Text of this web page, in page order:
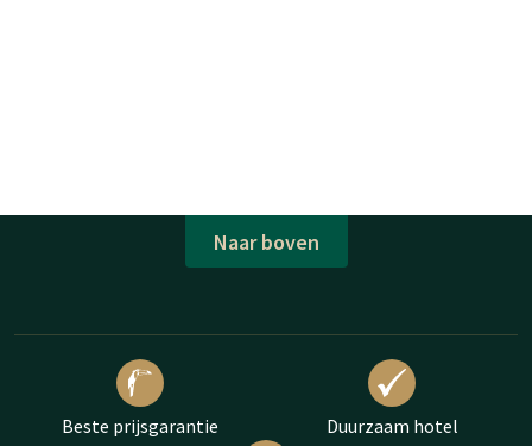
Naar boven
Beste prijsgarantie Duurzaam hotel